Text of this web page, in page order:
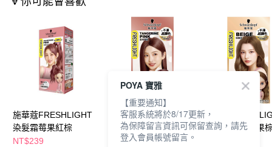
施華蔻FRESHLIGHT
染髮霜莓果紅棕
NT$239
施華蔻FRESHLIGHT
炫色染髮霜蜜桃暖棕
NT$339
施華蔻
炫色染髮霜榛果
POYA 寶雅
【重要通知】
客服系統將於8/17更新，
為保障留言資訊可保留查詢，請先
登入會員帳號留言。